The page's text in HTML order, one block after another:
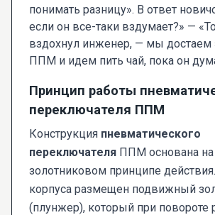
понимать разницу». В ответ
если он все-таки вздумает?» —
вздохнул инженер, — мы достаем
ППМ и идем пить чай, пока он
Принцип работы
переключателя ППМ
Конструкция пневматического
переключателя ППМ основана на
золотниковом принципе
корпуса размещен подвижный
(плунжер), который при повороте